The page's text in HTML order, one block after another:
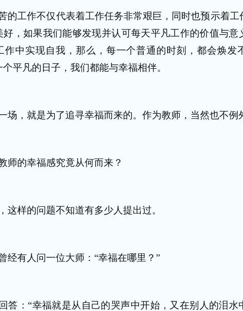
的工作不仅代表着工作任务非常艰巨，同时也预示着工
好，如果我们能够发现并认可每天平凡工作的价值与意
作中实现自我，那么，每一个普通的时刻，都会焕发
平凡的日子，我们都能与幸福相伴。
场，就是为了追寻幸福而来的。作为教师，当然也不例
师的幸福感究竟从何而来？
这样的问题不知道有多少人提出过。
经有人问一位大师：“幸福在哪里？”
答：“幸福就是从自己的哭声中开始，又在别人的泪水